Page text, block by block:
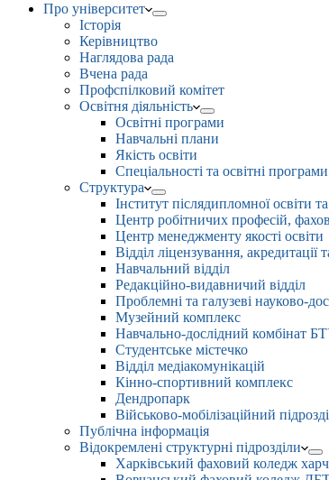
Про університет
Історія
Керівництво
Наглядова рада
Вчена рада
Профспілковий комітет
Освітня діяльність
Освітні програми
Навчальні плани
Якість освіти
Спеціальності та освітні
Структура
Інститут післядипломної освіти та
Центр робітничих професій,
Центр менеджменту якості освіти
Відділ ліцензування, акредитації
Навчальний відділ
Редакційно-видавничий відділ
Проблемні та галузеві науково-
Музейний комплекс
Навчально-дослідний комбінат
Студентське містечко
Відділ медіакомунікацій
Кінно-спортивний комплекс
Дендропарк
Військово-мобілізаційний
Публічна інформація
Відокремлені структурні підрозділи
Харківський фаховий коледж